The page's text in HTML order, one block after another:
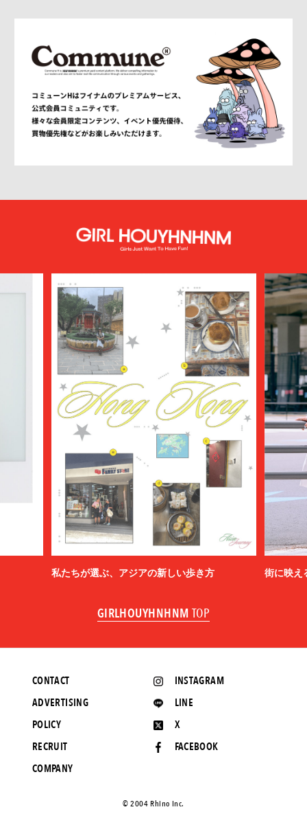
私たちが選ぶ、アジアの新しい歩き方 街に映え
GIRLHOUYHNHNM TOP
INSTAGRAM
LINE
X
FACEBOOK
CONTACT
ADVERTISING
POLICY
RECRUIT
COMPANY
©️ 2004 Rhino Inc.